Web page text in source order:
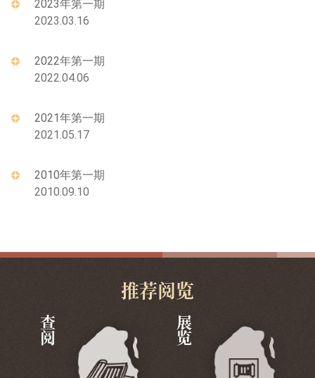
2023年第一期
2023.03.16
2022年第一期
2022.04.06
2021年第一期
2021.05.17
2010年第一期
2010.09.10
推荐阅览
查阅 展览